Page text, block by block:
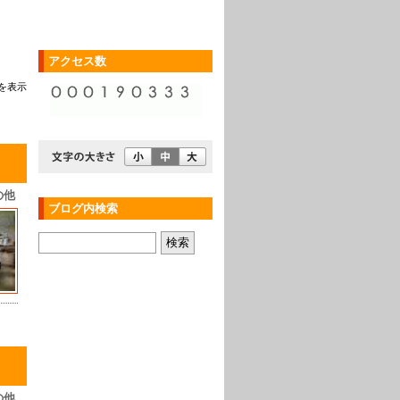
表示
他
アクセス数
ブログ内検索